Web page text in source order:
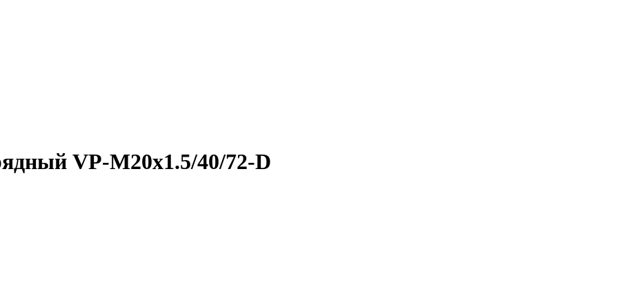
VP-M20x1.5/40/72-D